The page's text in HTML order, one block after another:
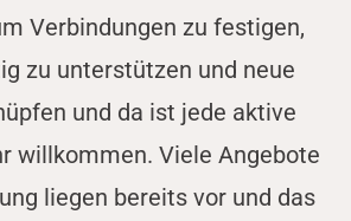
Verbindungen zu festigen,
zu unterstützen und neue
und da ist jede aktive
willkommen. Viele Angebote
liegen bereits vor und das